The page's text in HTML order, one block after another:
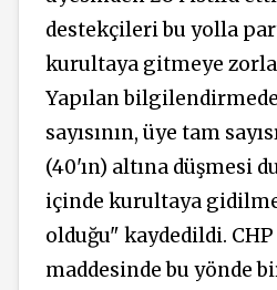
destekçileri bu yolla
kurultaya gitmeye
Yapılan
sayısının, üye tam
(40'ın) altına düşmesi
içinde kurultaya
olduğu" kaydedildi.
maddesinde bu yönde